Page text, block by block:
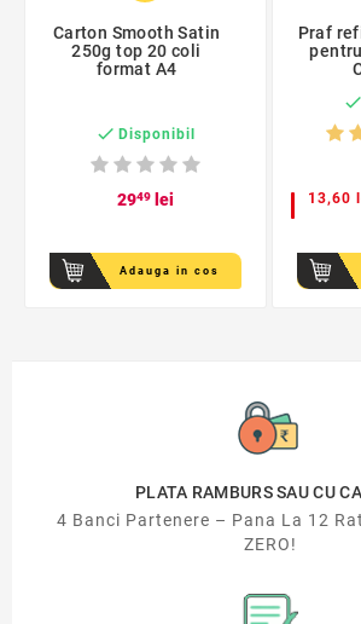
Carton Smooth Satin
250g top 20 coli
format A4
 Disponibil
2949lei
Adauga in cos
Praf

13,60
PLATA RAMBURS SAU CU
4 Banci Partenere – Pana La 12
ZERO!